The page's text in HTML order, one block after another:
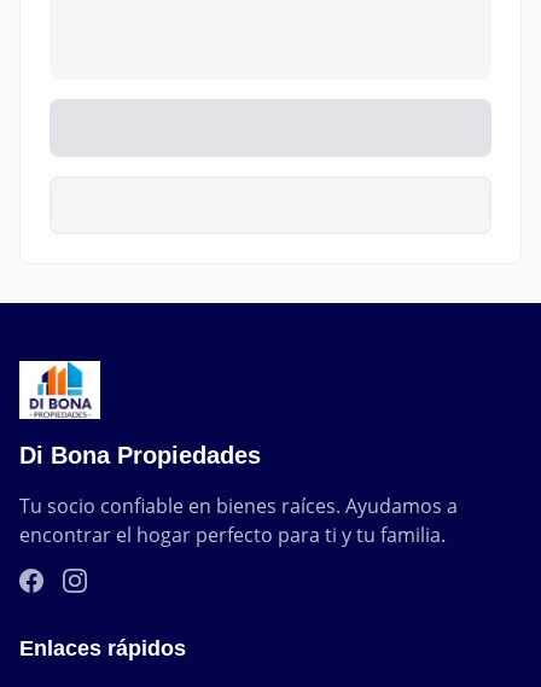
Di Bona Propiedades
Tu socio confiable en bienes raíces. Ayudamos a
encontrar el hogar perfecto para ti y tu familia.
Enlaces rápidos